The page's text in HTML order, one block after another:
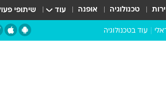
טכנולוגיה אופנה עוד שיתופי
עוד בטכנולוגיה